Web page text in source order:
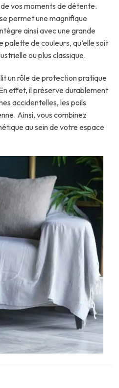
vos moments de détente.
permet une magnifique
ainsi avec une grande
palette de couleurs, qu’elle soit
ou plus classique.
un rôle de protection pratique
effet, il préserve durablement
accidentelles, les poils
Ainsi, vous combinez
au sein de votre espace